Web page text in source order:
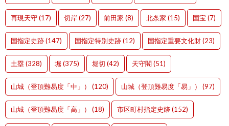
再現天守(17) 切岸(27) 前田家 (8) 北条家 (15) 国宝 (7)
国指定史跡(147) 国指定特別史跡(12) 国指定重要文化財(23)
土塁 (328) 堀 (375) 堀切 (42) 天守閣(51)
山城（登頂難易度「中」） (120) 山城（登頂難易度「易」） (97)
山城（登頂難易度「高」） (18) 市区町村指定史跡(152)